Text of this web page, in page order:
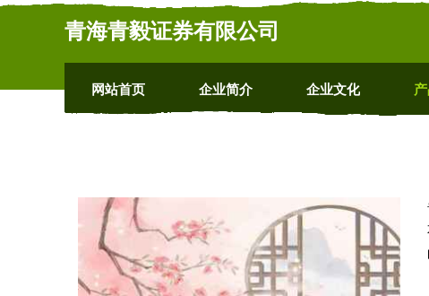
青海青毅证券有限公司
网站首页 企业简介 企业文化